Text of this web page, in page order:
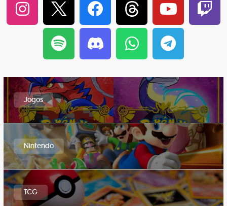
Jogos
Nintendo
TCG